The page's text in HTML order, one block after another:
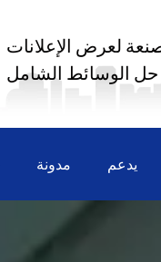
لعرض الإعلانات
حل الوسائط الشامل
يدعم مدونة